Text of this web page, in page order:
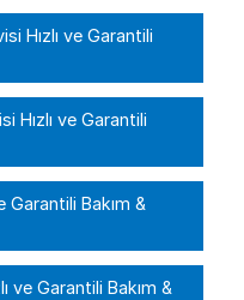
Hızlı ve Garantili
Hızlı ve Garantili
Garantili Bakım &
ve Garantili Bakım &